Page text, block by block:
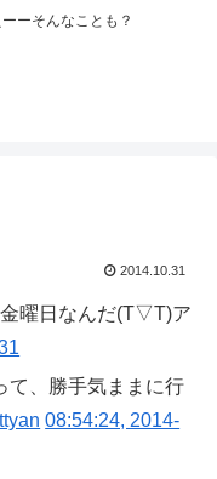
ーそんなことも？
2014.10.31
曜日なんだ(T▽T)ア
て、勝手気ままに行
08:54:24, 2014-